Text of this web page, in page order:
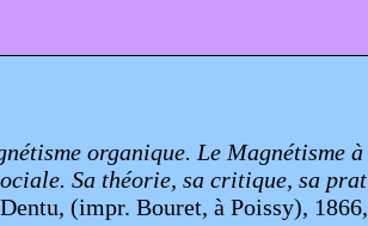
organique. Le Magnétisme
Sa théorie, sa critique, sa
(impr. Bouret, à Poissy),